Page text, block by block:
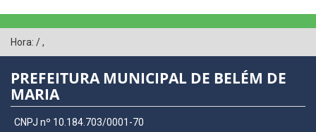
Hora: /,
PREFEITURA MUNICIPAL DE BELÉM DE
MARIA
CNPJ nº 10.184.703/0001-70